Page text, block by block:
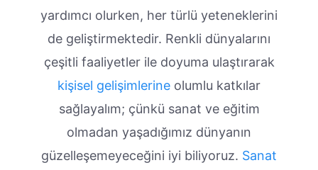
yardımcı olurken, her türlü yeteneklerini
de geliştirmektedir. Renkli dünyalarını
çeşitli faaliyetler ile doyuma ulaştırarak
kişisel gelişimlerine olumlu katkılar
sağlayalım; çünkü sanat ve eğitim
olmadan yaşadığımız dünyanın
güzelleşemeyeceğini iyi biliyoruz. Sanat